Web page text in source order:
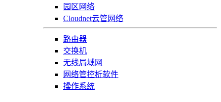
园区网络
Cloudnet云管网络
路由器
交换机
无线局域网
网络管控析软件
操作系统